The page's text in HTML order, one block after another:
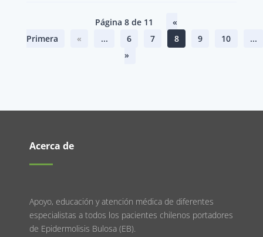
Página 8 de 11
«
Primera
« ... 6 7 8 9 10
...
»
Acerca de
Apoyo, educación y atención médica de diferentes
especialistas a todos los pacientes chilenos portadores
de Epidermolisis Bulosa (EB).